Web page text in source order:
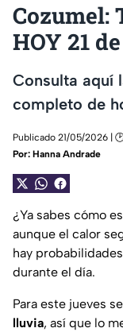
Cozumel:
HOY 21
Consulta aquí
completo de
Publicado 21/05/2026 |
Por: Hanna Andrade
¿Ya sabes cómo
aunque el calor
hay
durante el día.
Para este jueves
lluvia, así que lo